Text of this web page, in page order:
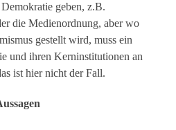
geben, z.B.
die Medienordnung, aber wo
gestellt wird, muss ein
und ihren Kerninstitutionen an
ist hier nicht der Fall.